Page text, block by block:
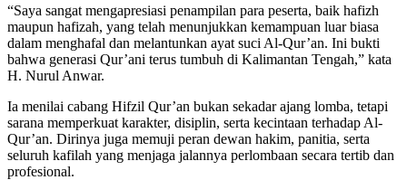
“Saya sangat mengapresiasi penampilan para peserta, baik hafizh
maupun hafizah, yang telah menunjukkan kemampuan luar biasa
dalam menghafal dan melantunkan ayat suci Al-Qur’an. Ini bukti
bahwa generasi Qur’ani terus tumbuh di Kalimantan Tengah,” kata
H. Nurul Anwar.
Ia menilai cabang Hifzil Qur’an bukan sekadar ajang lomba, tetapi
sarana memperkuat karakter, disiplin, serta kecintaan terhadap Al-
Qur’an. Dirinya juga memuji peran dewan hakim, panitia, serta
seluruh kafilah yang menjaga jalannya perlombaan secara tertib dan
profesional.